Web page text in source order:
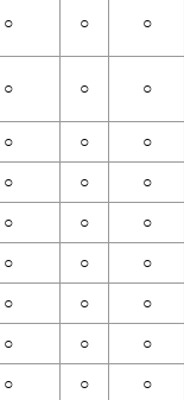
○ ○ ○
○ ○ ○
○ ○ ○
○ ○ ○
○ ○ ○
○ ○ ○
○ ○ ○
○ ○ ○
○ ○ ○